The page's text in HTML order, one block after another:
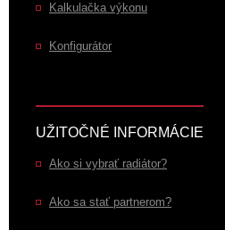
Kalkulačka výkonu
Konfigurátor
UŽITOČNÉ INFORMÁCIE
Ako si vybrať radiátor?
Ako sa stať partnerom?